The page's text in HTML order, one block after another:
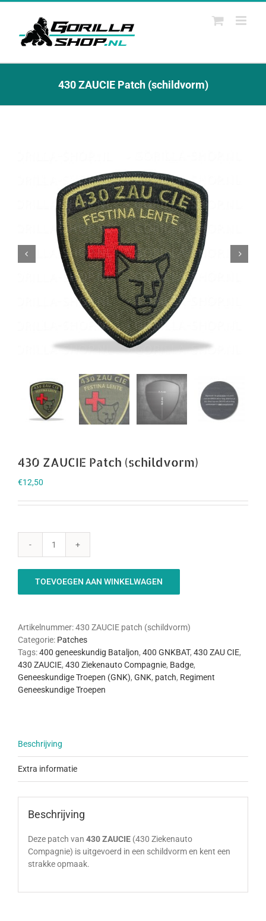
Ga
430 ZAUCIE Patch (schildvorm)
 
430 ZAUCIE Patch (schildvorm)
€12,50
430
(schildvorm)
TOEVOEGEN AAN WINKELWAGEN
Artikelnummer:430 ZAUCIE patch (schildvorm)
Categorie: Patches
Tags:400 geneeskundig Bataljon, 400 GNKBAT, 430 ZAU CIE,
430 ZAUCIE, 430 Ziekenauto Compagnie, Badge,
Geneeskundige Troepen (GNK), GNK, patch, Regiment
Geneeskundige Troepen
Beschrijving
Extra informatie
Beschrijving
Deze patch van 430 ZAUCIE (430 Ziekenauto
Compagnie) is uitgevoerd in een schildvorm en kent een
strakke opmaak.